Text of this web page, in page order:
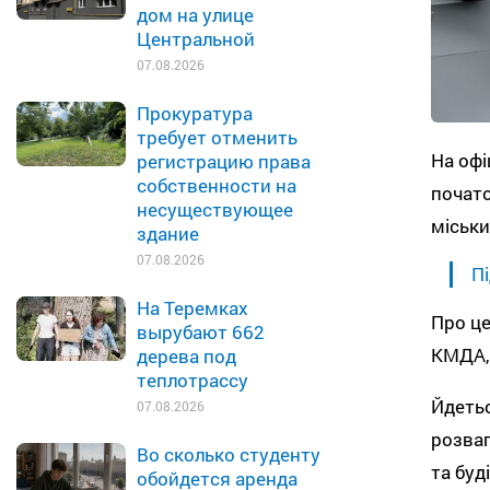
дом на улице
Центральной
07.08.2026
Прокуратура
требует отменить
регистрацию права
собственности на
несуществующее
здание
07.08.2026
На Теремках
вырубают 662
дерева под
теплотрассу
07.08.2026
Во сколько студенту
обойдется аренда
На
Про
КМДА,
та